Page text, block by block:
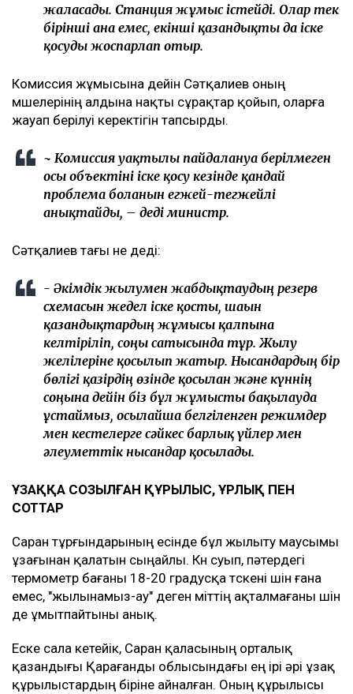
жалғасады. Станция жұмыс істейді. Олар тек
бірінші ғана емес, екінші қазандықты да іске
қосуды жоспарлап отыр.
Комиссия жұмысына дейін Сәтқалиев оның
мүшелерінің алдына нақты сұрақтар қойып, оларға
жауап берілуі керектігін тапсырды.
~ Комиссия уақтылы пайдалануға берілмеген
осы объектіні іске қосу кезінде қандай
проблема болғанын егжей-тегжейлі
анықтайды, – деді министр.
Сәтқалиев тағы не деді:
- Әкімдік жылумен жабдықтаудың резерв
схемасын жедел іске қосты, шағын
қазандықтардың жұмысы қалпына
келтіріліп, соңғы сатысында тұр. Жылу
желілеріне қосылып жатыр. Нысандардың бір
бөлігі қазірдің өзінде қосылған және күннің
соңына дейін біз бұл жұмысты бақылауда
ұстаймыз, осылайша белгіленген режимдер
мен кестелерге сәйкес барлық үйлер мен
әлеуметтік нысандар қосылады.
ҰЗАҚҚА СОЗЫЛҒАН ҚҰРЫЛЫС, ҰРЛЫҚ ПЕН
СОТТАР
Саран тұрғындарының есінде бұл жылыту маусымы
ұзағынан қалатын сыңайлы. Күн суып, пәтердегі
термометр бағаны 18-20 градусқа түскені үшін ғана
емес, "жылынамыз-ау" деген үміттің ақталмағаны үшін
де ұмытпайтыны анық.
Еске сала кетейік, Саран қаласының орталық
қазандығы Қарағанды облысындағы ең ірі әрі ұзақ
құрылыстардың біріне айналған. Оның құрылысы